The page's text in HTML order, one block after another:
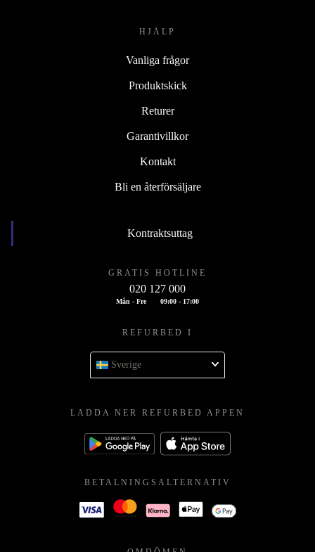
HJÄLP
Vanliga frågor
Produktskick
Returer
Garantivillkor
Kontakt
Bli en återförsäljare
Kontraktsuttag
GRATIS HOTLINE
020 127 000
Mån - Fre 09:00 - 17:00
REFURBED I
Sverige
LADDA NER REFURBED APPEN
BETALNINGSALTERNATIV